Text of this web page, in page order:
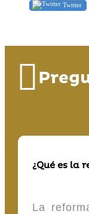
Twitter
¿Qué es la
La